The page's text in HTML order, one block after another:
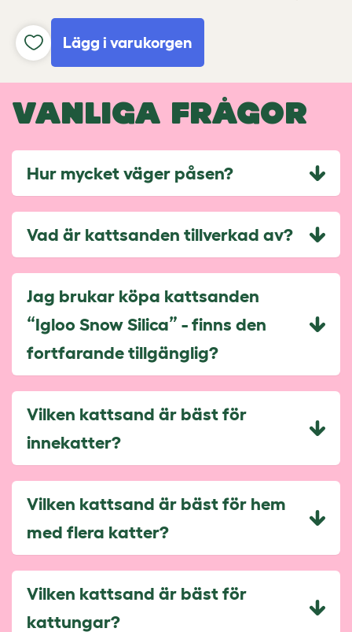
Lägg i varukorgen
VANLIGA FRÅGOR
Hur mycket väger påsen?
Vad är kattsanden tillverkad av?
Jag brukar köpa kattsanden
“Igloo Snow Silica” - finns den
fortfarande tillgänglig?
Vilken kattsand är bäst för
innekatter?
Vilken kattsand är bäst för hem
med flera katter?
Vilken kattsand är bäst för
kattungar?